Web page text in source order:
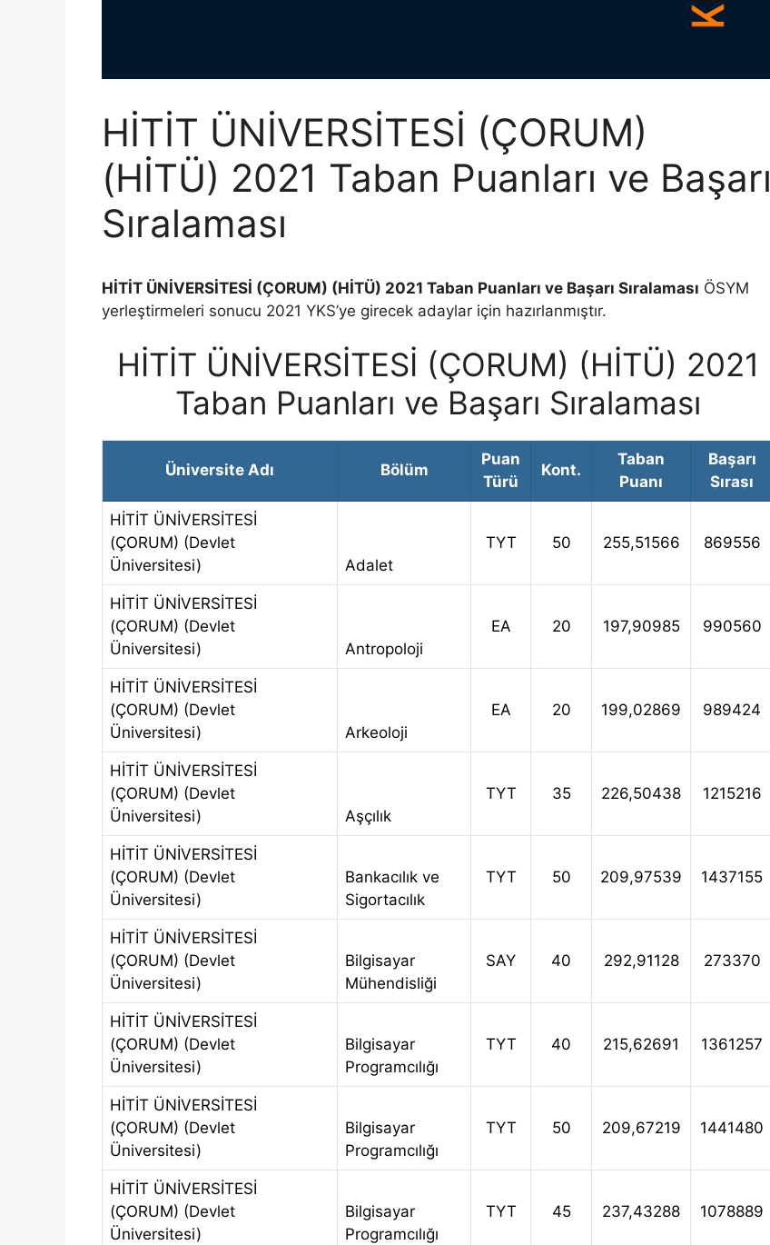
HİTİT ÜNİVERSİTESİ (ÇORUM)
(HİTÜ) 2021 Taban Puanları ve Başarı
Sıralaması
HİTİT ÜNİVERSİTESİ (ÇORUM) (HİTÜ) 2021 Taban Puanları ve Başarı Sıralaması ÖSYM
yerleştirmeleri sonucu 2021 YKS’ye girecek adaylar için hazırlanmıştır.
HİTİT ÜNİVERSİTESİ (ÇORUM) (HİTÜ) 2021
Taban Puanları ve Başarı Sıralaması
Üniversite Adı Bölüm
Puan
Türü
Kont.
Taban
Puanı
Başarı
Sırası
HİTİT ÜNİVERSİTESİ
(ÇORUM) (Devlet
Üniversitesi)
Adalet
TYT 50 255,51566 869556
HİTİT ÜNİVERSİTESİ
(ÇORUM) (Devlet
Üniversitesi)
Antropoloji
EA 20 197,90985 990560
HİTİT ÜNİVERSİTESİ
(ÇORUM) (Devlet
Üniversitesi)
Arkeoloji
EA 20 199,02869 989424
HİTİT ÜNİVERSİTESİ
(ÇORUM) (Devlet
Üniversitesi)
Aşçılık
TYT 35 226,50438 1215216
HİTİT ÜNİVERSİTESİ
(ÇORUM) (Devlet
Üniversitesi)
Bankacılık ve
Sigortacılık
TYT 50 209,97539 1437155
HİTİT ÜNİVERSİTESİ
(ÇORUM) (Devlet
Üniversitesi)
Bilgisayar
Mühendisliği
SAY 40 292,91128 273370
HİTİT ÜNİVERSİTESİ
(ÇORUM) (Devlet
Üniversitesi)
Bilgisayar
Programcılığı
TYT 40 215,62691 1361257
HİTİT ÜNİVERSİTESİ
(ÇORUM) (Devlet
Üniversitesi)
Bilgisayar
Programcılığı
TYT 50 209,67219 1441480
HİTİT ÜNİVERSİTESİ
(ÇORUM) (Devlet
Üniversitesi)
Bilgisayar
Programcılığı
TYT 45 237,43288 1078889